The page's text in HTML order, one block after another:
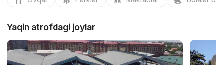
Yaqin atrofdagi joylar